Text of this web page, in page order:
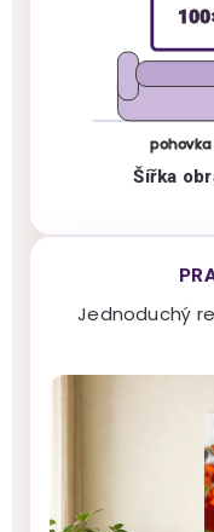
Šířka
Jednoduchý